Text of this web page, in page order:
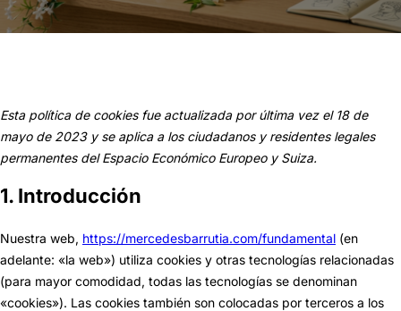
Esta política de cookies fue actualizada por última vez el 18 de
mayo de 2023 y se aplica a los ciudadanos y residentes legales
permanentes del Espacio Económico Europeo y Suiza.
1. Introducción
Nuestra web, https://mercedesbarrutia.com/fundamental (en
adelante: «la web») utiliza cookies y otras tecnologías relacionadas
(para mayor comodidad, todas las tecnologías se denominan
«cookies»). Las cookies también son colocadas por terceros a los